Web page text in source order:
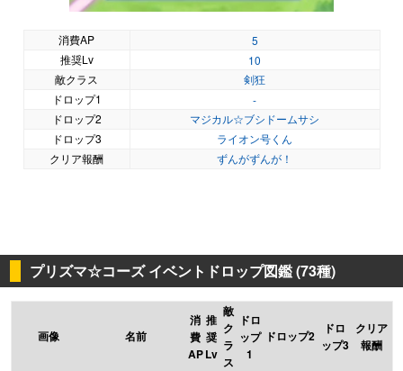
消費AP
5
推奨Lv
10
敵クラス
剣狂
ドロップ1
-
ドロップ2
マジカル☆ブシドームサシ
ドロップ3
ライオン号くん
クリア報酬
ずんがずんが！
プリズマ☆コーズ イベントドロップ図鑑 (73種)
画像 名前
消
費
AP
推
奨
Lv
敵
ク
ラ
ス
ドロ
ップ
1
ドロップ2
ドロ
ップ3
クリア
報酬